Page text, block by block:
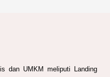
dan UMKM meliputi Landing